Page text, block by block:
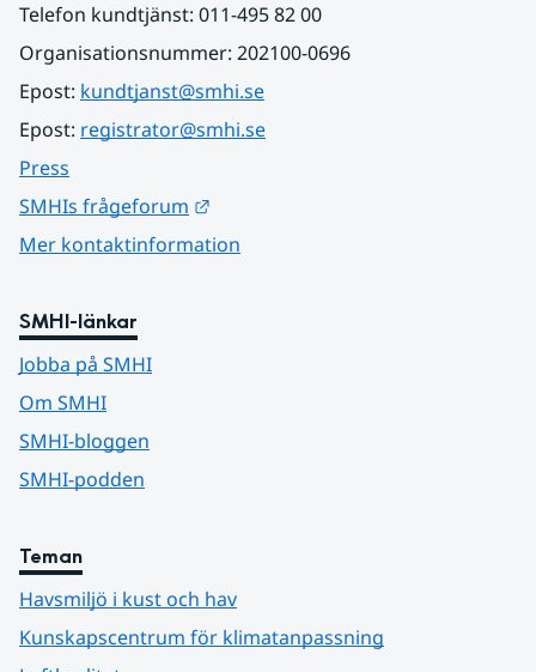
Telefon kundtjänst: 011-495 82 00
Organisationsnummer: 202100-0696
Epost: kundtjanst@smhi.se
Epost: registrator@smhi.se
Press
SMHIs frågeforum
Mer kontaktinformation
SMHI-länkar
Jobba på SMHI
Om SMHI
SMHI-bloggen
SMHI-podden
Teman
Havsmiljö i kust och hav
Kunskapscentrum för klimatanpassning